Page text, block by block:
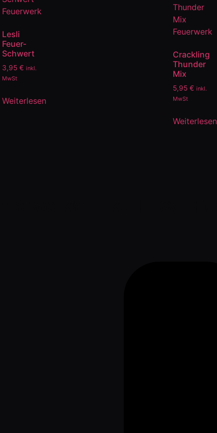
Lesli
Feuer-
Schwert
3,95 € inkl.
MwSt
Weiterlesen
Crackling
Thunder
Mix
5,95 € inkl.
MwSt
Weiterlesen